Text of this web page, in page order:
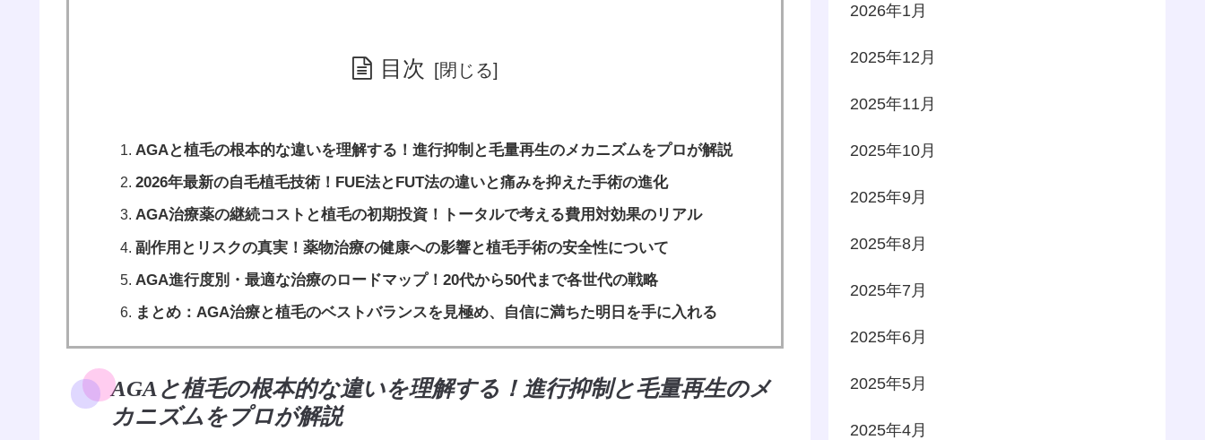
目次
AGAと植毛の根本的な違いを理解する！進行抑制と毛量再生のメカニズムをプロが解説
2026年最新の自毛植毛技術！FUE法とFUT法の違いと痛みを抑えた手術の進化
AGA治療薬の継続コストと植毛の初期投資！トータルで考える費用対効果のリアル
副作用とリスクの真実！薬物治療の健康への影響と植毛手術の安全性について
AGA進行度別・最適な治療のロードマップ！20代から50代まで各世代の戦略
まとめ：AGA治療と植毛のベストバランスを見極め、自信に満ちた明日を手に入れる
AGAと植毛の根本的な違いを理解する！進行抑制と毛量再生のメ
カニズムをプロが解説
2026年1月
2025年12月
2025年11月
2025年10月
2025年9月
2025年8月
2025年7月
2025年6月
2025年5月
2025年4月